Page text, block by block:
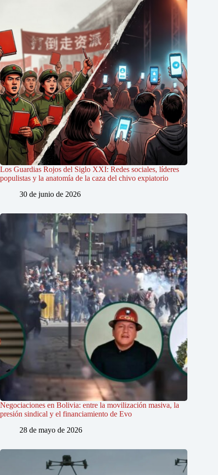
Los Guardias Rojos del Siglo XXI: Redes sociales, líderes
populistas y la anatomía de la caza del chivo expiatorio
30 de junio de 2026
Negociaciones en Bolivia: entre la movilización masiva, la
presión sindical y el financiamiento de Evo
28 de mayo de 2026